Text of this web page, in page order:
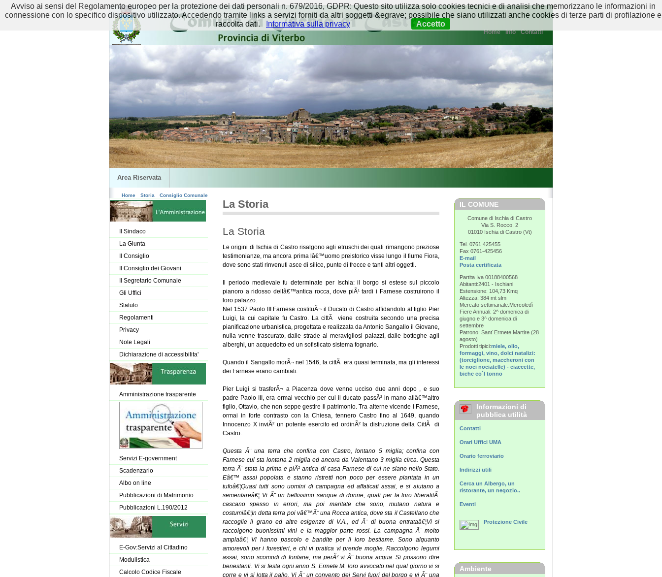
Home Info Contatti
Area Riservata
Home Storia Consiglio Comunale
Il Sindaco
La Giunta
Il Consiglio
Il Consiglio dei Giovani
Il Segretario Comunale
Gli Uffici
Statuto
Regolamenti
Privacy
Note Legali
Dichiarazione di accessibilita'
Amministrazione trasparente
Servizi E-government
Scadenzario
Albo on line
Pubblicazioni di Matrimonio
Pubblicazioni L.190/2012
E-Gov:Servizi al Cittadino
Modulistica
Calcolo Codice Fiscale
La Storia
La Storia
Le origini di Ischia di Castro risalgono agli etruschi dei quali rimangono preziose
testimonianze, ma ancora prima lâ€™uomo preistorico visse lungo il fiume Fiora,
dove sono stati rinvenuti asce di silice, punte di frecce e tanti altri oggetti.
Il periodo medievale fu determinate per Ischia: il borgo si estese sul piccolo
pianoro a ridosso dellâ€™antica rocca, dove piÃ¹ tardi i Farnese costruirono il
loro palazzo.
Nel 1537 Paolo III Farnese costituÃ¬ il Ducato di Castro affidandolo al figlio Pier
Luigi, la cui capitale fu Castro. La cittÃ viene costruita secondo una precisa
pianificazione urbanistica, progettata e realizzata da Antonio Sangallo il Giovane,
nulla venne trascurato, dalle strade ai meravigliosi palazzi, dalle botteghe agli
alberghi, un acquedotto ed un sofisticato sistema fognario.
Quando il Sangallo morÃ¬ nel 1546, la cittÃ era quasi terminata, ma gli interessi
dei Farnese erano cambiati.
Pier Luigi si trasferÃ¬ a Piacenza dove venne ucciso due anni dopo , e suo
padre Paolo III, era ormai vecchio per cui il ducato passÃ² in mano allâ€™altro
figlio, Ottavio, che non seppe gestire il patrimonio. Tra alterne vicende i Farnese,
ormai in forte contrasto con la Chiesa, tennero Castro fino al 1649, quando
Innocenzo X inviÃ² un potente esercito ed ordinÃ² la distruzione della CittÃ di
Castro.
Questa Ã¨ una terra che confina con Castro, lontano 5 miglia; confina con
Farnese cui sta lontana 2 miglia ed ancora da Valentano 3 miglia circa. Questa
terra Ã¨ stata la prima e piÃ¹ antica di casa Farnese di cui ne siano nello Stato.
Eâ€™ assai popolata e stanno ristretti non poco per essere piantata in un
tufoâ€¦Quasi tutti sono uomini di campagna ed affaticati assai, e si aiutano a
sementareâ€¦ Vi Ã¨ un bellissimo sangue di donne, quali per la loro liberalitÃ
cascano spesso in errori, ma poi maritate che sono, mutano natura e
costumiâ€¦In detta terra poi vâ€™Ã¨ una Rocca antica, dove sta il Castellano che
raccoglie il grano ed altre esigenze di V.A., ed Ã¨ di buona entrataâ€¦Vi si
raccolgono buonissimi vini e la maggior parte rossi. La campagna Ã¨ molto
amplaâ€¦ Vi hanno pascolo e bandite per il loro bestiame. Sono alquanto
amorevoli per i forestieri, e chi vi pratica vi prende moglie. Raccolgono legumi
assai, sono scomodi di fontane, ma perÃ² vi Ã¨ buona acqua. Si possono dire
benestanti. Vi si festa ogni anno S. Ermete M. loro avvocato nel qual giorno vi si
corre e vi si lotta il palio. Vi Ã¨ un convento dei Servi fuori del borgo e vi Ã¨ una
IL COMUNE
Comune di Ischia di Castro
Via S. Rocco, 2
01010 Ischia di Castro (Vt)
Tel. 0761 425455
Fax 0761-425456
E-mail
Posta certificata
Partita Iva 00188400568
Abitanti:2401 - Ischiani
Estensione: 104,73 Kmq
Altezza: 384 mt slm
Mercato settimanale:Mercoledì
Fiere Annuali: 2^ domenica di
giugno e 3^ domenica di
settembre
Patrono: Sant´Ermete Martire (28
agosto)
Prodotti tipici:miele, olio,
formaggi, vino, dolci natalizi:
(torciglione, maccheroni con
le noci nociatelle) - ciaccette,
biche co´l tonno
Informazioni di
pubblica utilità
Contatti
Orari Uffici UMA
Orario ferroviario
Indirizzi utili
Cerca un Albergo, un
ristorante, un negozio..
Eventi
Protezione Civile
Ambiente
Avviso ai sensi del Regolamento europeo per la protezione dei dati personali n. 679/2016, GDPR: Questo sito utilizza solo cookies tecnici e di analisi che memorizzano le informazioni in
connessione con lo specifico dispositivo utilizzato. Accedendo tramite links a servizi forniti da altri soggetti &egrave; possibile che siano utilizzati anche cookies di terze parti di profilazione e
raccolta dati.
Informativa sulla privacy Accetto